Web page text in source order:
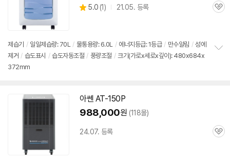
별
5.0 (상
뷰
1) 21.05. 등록
관
제습기 / 일일제습량: 70L / 물통용량: 6.0L / 에너지등급: 1등급 / 만수알림 / 성에
제거 / 습도표시 / 습도자동조절 / 풍량조절 / 크기(가로x세로x깊이): 480x684x
372mm
아쎈 AT-150P
988,000원 (118몰)
24.07. 등록
관